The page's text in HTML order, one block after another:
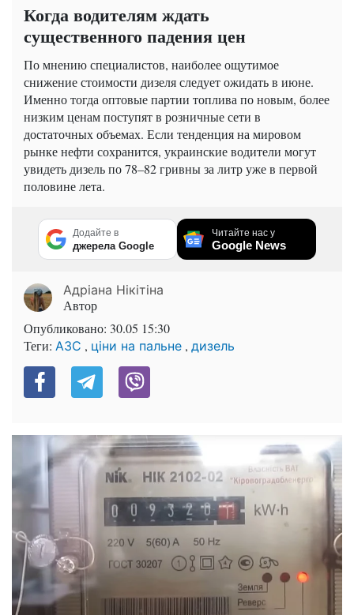
Когда водителям ждать
существенного падения цен
По мнению специалистов, наиболее ощутимое
снижение стоимости дизеля следует ожидать в июне.
Именно тогда оптовые партии топлива по новым, более
низким ценам поступят в розничные сети в
достаточных объемах. Если тенденция на мировом
рынке нефти сохранится, украинские водители могут
увидеть дизель по 78–82 гривны за литр уже в первой
половине лета.
Додайте в
джерела Google
Читайте нас у
Google News
Адріана Нікітіна
Автор
Опубликовано: 30.05 15:30
Теги: АЗС , ціни на пальне , дизель